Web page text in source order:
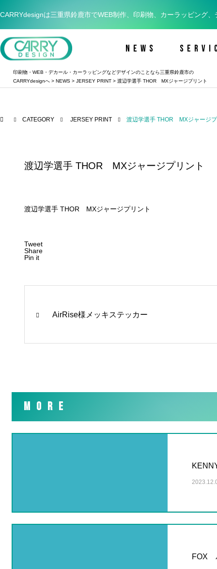
CARRYdesignは三重県鈴鹿市でWEB制作、印刷物、カーラッピング
NEWS
印刷物・WEB・デカール・カーラッピングなどデザインのことなら三重県鈴鹿市の
CARRYdesignへ> NEWS> JERSEY PRINT> 渡辺学選手 THOR MXジャージプリント
CATEGORY JERSEY PRINT 渡辺学選手 THOR MXジャージ
渡辺学選手 THOR MXジャージプリント
渡辺学選手 THOR MXジャージプリント
Tweet
Share
Pin it
AirRise様メッキステッカー
MORE
FOX